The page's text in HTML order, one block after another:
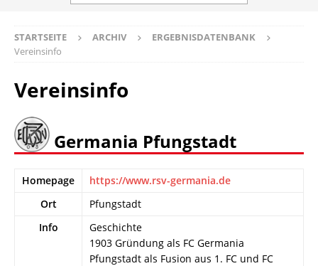
STARTSEITE ARCHIV
ERGEBNISDATENBANK
Vereinsinfo
Vereinsinfo
Germania Pfungstadt
Homepage
https://www.rsv-germania.de
Ort
Pfungstadt
Info
Geschichte
1903 Gründung als FC Germania
Pfungstadt als Fusion aus 1. FC und FC